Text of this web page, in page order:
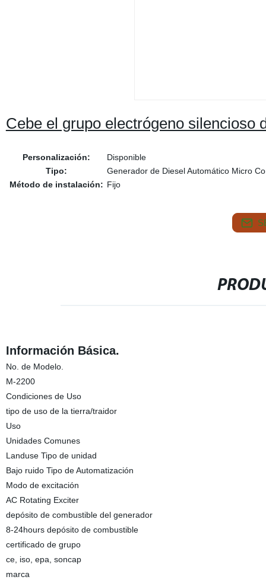
Cebe el grupo electrógeno silencioso
Personalización:
Disponible
Tipo:
Generador de Diesel Automático Micro
Método de instalación: Fijo
Información Básica.
No. de Modelo.
M-2200
Condiciones de Uso
tipo de uso de la tierra/traidor
Uso
Unidades Comunes
Landuse Tipo de unidad
Bajo ruido Tipo de Automatización
Modo de excitación
AC Rotating Exciter
depósito de combustible del generador
8-24hours depósito de combustible
certificado de grupo
ce, iso, epa, soncap
marca